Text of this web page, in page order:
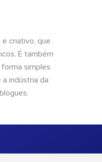
criativo, que
É também
simples
indústria da